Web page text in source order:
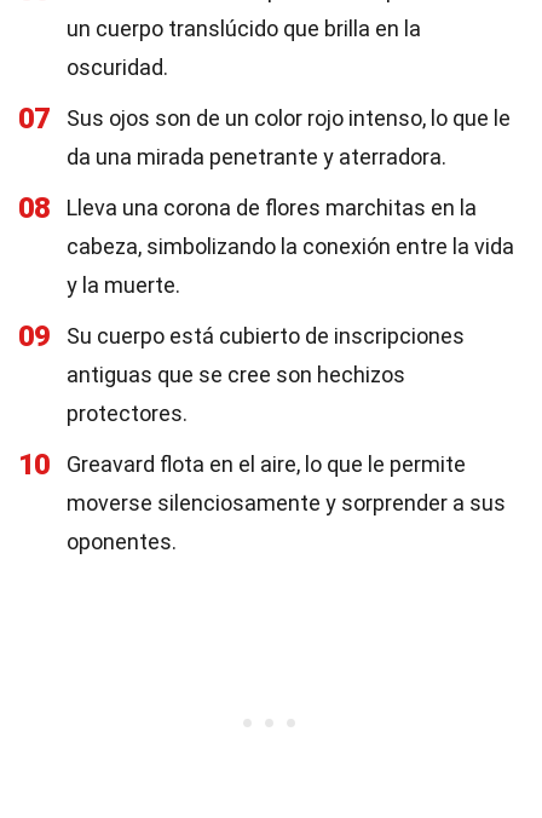
un cuerpo translúcido que brilla en la
oscuridad.
07
Sus ojos son de un color rojo intenso, lo que le
da una mirada penetrante y aterradora.
08
Lleva una corona de flores marchitas en la
cabeza, simbolizando la conexión entre la vida
y la muerte.
09
Su cuerpo está cubierto de inscripciones
antiguas que se cree son hechizos
protectores.
10
Greavard flota en el aire, lo que le permite
moverse silenciosamente y sorprender a sus
oponentes.